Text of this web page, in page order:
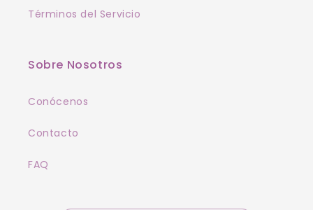
Términos del Servicio
Sobre Nosotros
Conócenos
Contacto
FAQ